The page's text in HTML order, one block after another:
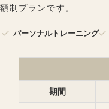
額制プランです。
パーソナルトレーニング
期間